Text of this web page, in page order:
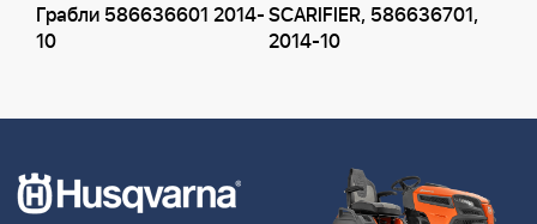
Грабли 586636601 2014-
10
SCARIFIER, 586636701,
2014-10